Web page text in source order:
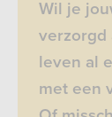
Wil je
verzorgd
leven al
met een